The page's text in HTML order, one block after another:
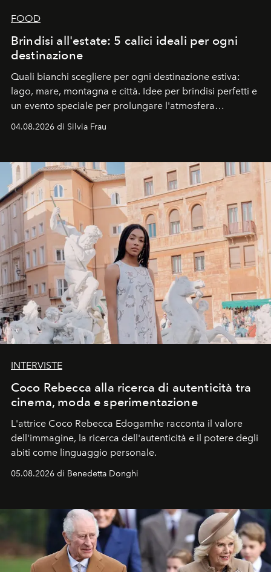
FOOD
Brindisi all'estate: 5 calici ideali per ogni
destinazione
Quali bianchi scegliere per ogni destinazione estiva:
lago, mare, montagna e città. Idee per brindisi perfetti e
un evento speciale per prolungare l'atmosfera
04.08.2026 di Silvia Frau
INTERVISTE
Coco Rebecca alla ricerca di autenticità tra
cinema, moda e sperimentazione
L'attrice Coco Rebecca Edogamhe racconta il valore
dell'immagine, la ricerca dell'autenticità e il potere degli
abiti come linguaggio personale.
05.08.2026 di Benedetta Donghi